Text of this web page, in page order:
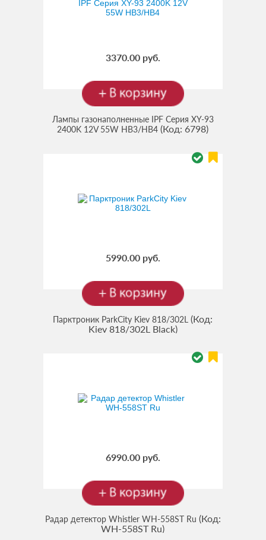
3370.00 руб.
Лампы газонаполненные IPF Серия XY-93
2400K 12V 55W HВ3/HB4(Код: 6798)
5990.00 руб.
Парктроник ParkCity Kiev 818/302L(Код:
Kiev 818/302L Black)
6990.00 руб.
Радар детектор Whistler WH-558ST Ru (Код:
WH-558ST Ru)